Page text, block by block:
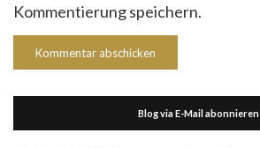
Kommentierung speichern.
Blog via E-Mail abonnieren